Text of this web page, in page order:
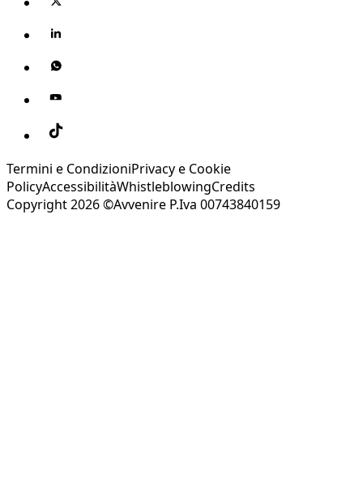
Termini e CondizioniPrivacy e Cookie
PolicyAccessibilitàWhistleblowingCredits
Copyright 2026 ©Avvenire P.Iva 00743840159